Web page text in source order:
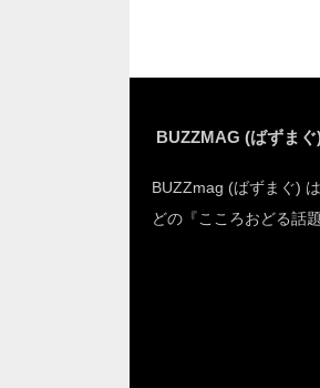
BUZZMAG (ばずま
BUZZmag (ばずまぐ)
どの『こころおどる話